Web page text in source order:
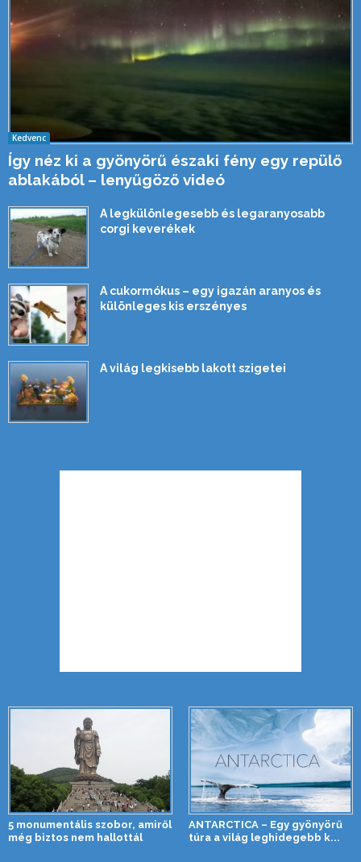
Kedvenc
Így néz ki a gyönyörű északi fény egy repülő
ablakából – lenyűgöző videó
A legkülönlegesebb és legaranyosabb
corgi keverékek
A cukormókus – egy igazán aranyos és
különleges kis erszényes
A világ legkisebb lakott szigetei
5 monumentális szobor, amiről
még biztos nem hallottál
ANTARCTICA – Egy gyönyörű
túra a világ leghidegebb k...